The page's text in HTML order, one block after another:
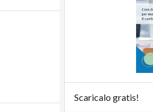
Scaricalo gratis!